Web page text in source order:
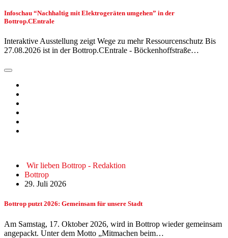
Infoschau “Nachhaltig mit Elektrogeräten umgehen” in der
Bottrop.CEntrale
Interaktive Ausstellung zeigt Wege zu mehr Ressourcenschutz Bis
27.08.2026 ist in der Bottrop.CEntrale - Böckenhoffstraße…
Wir lieben Bottrop - Redaktion
Bottrop
29. Juli 2026
Bottrop putzt 2026: Gemeinsam für unsere Stadt
Am Samstag, 17. Oktober 2026, wird in Bottrop wieder gemeinsam
angepackt. Unter dem Motto „Mitmachen beim…